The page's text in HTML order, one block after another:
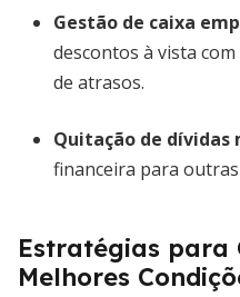
Gestão de caixa
descontos à vista
de atrasos.
Quitação de dívidas
financeira para
Estratégias para
Melhores